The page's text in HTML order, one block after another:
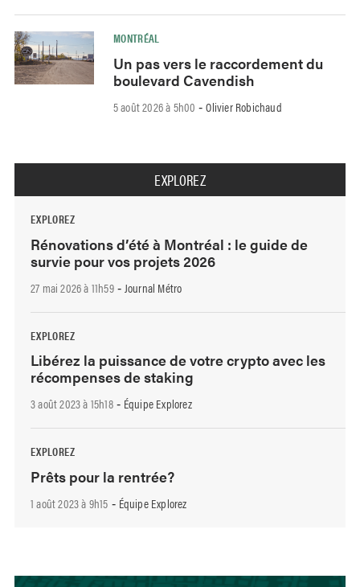
MONTRÉAL
Un pas vers le raccordement du
boulevard Cavendish
5 août 2026 à 5h00 -Olivier Robichaud
EXPLOREZ
EXPLOREZ
Rénovations d’été à Montréal : le guide de
survie pour vos projets 2026
27 mai 2026 à 11h59- Journal Métro
EXPLOREZ
Libérez la puissance de votre crypto avec les
récompenses de staking
3 août 2023 à 15h18- Équipe Explorez
EXPLOREZ
Prêts pour la rentrée?
1 août 2023 à 9h15 - Équipe Explorez